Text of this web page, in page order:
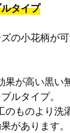
タイプ
の小花柄が
果が高い黒い
ルタイプ。
のものより洗
があります。